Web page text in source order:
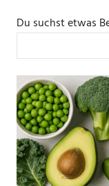
Du suchst etwas